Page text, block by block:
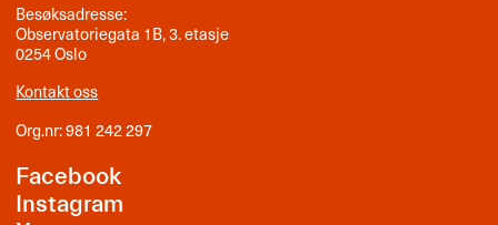
Besøksadresse:
Observatoriegata 1B, 3. etasje
0254 Oslo
Kontakt oss
Org.nr: 981 242 297
Facebook
Instagram